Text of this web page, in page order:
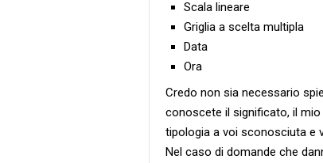
Scala lineare
Griglia a scelta multipla
Data
Ora
Credo non sia necessario
conoscete il significato, il
tipologia a voi sconosciuta e
Nel caso di domande che